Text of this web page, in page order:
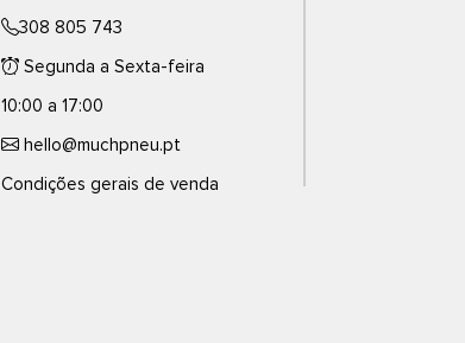
308 805 743
Segunda a Sexta-feira
10:00 a 17:00
hello@muchpneu.pt
Condições gerais de venda